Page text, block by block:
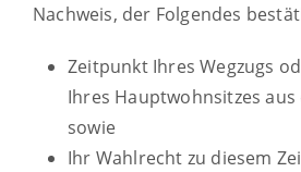
Nachweis, der Folgendes
Zeitpunkt Ihres Wegzugs
Ihres Hauptwohnsitzes
sowie
Ihr Wahlrecht zu diesem